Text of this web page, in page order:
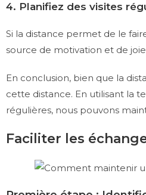
4. Planifiez des visites
Si la distance permet de le
source de motivation et de
En conclusion, bien que la
cette distance. En utilisant la
régulières, nous pouvons
Faciliter les